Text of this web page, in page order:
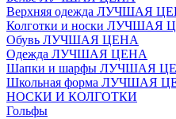
Верхняя одежда ЛУЧШАЯ
Колготки и носки ЛУЧШАЯ
Обувь ЛУЧШАЯ ЦЕНА
Одежда ЛУЧШАЯ ЦЕНА
Шапки и шарфы ЛУЧШАЯ
Школьная форма ЛУЧШАЯ
НОСКИ И КОЛГОТКИ
Гольфы